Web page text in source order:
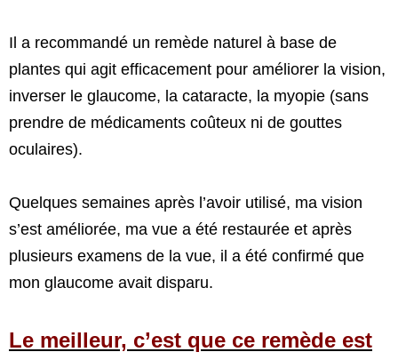
Il a recommandé un remède naturel à base de
plantes qui agit efficacement pour améliorer la vision,
inverser le glaucome, la cataracte, la myopie (sans
prendre de médicaments coûteux ni de gouttes
oculaires).
Quelques semaines après l’avoir utilisé, ma vision
s’est améliorée, ma vue a été restaurée et après
plusieurs examens de la vue, il a été confirmé que
mon glaucome avait disparu.
Le meilleur, c’est que ce remède est